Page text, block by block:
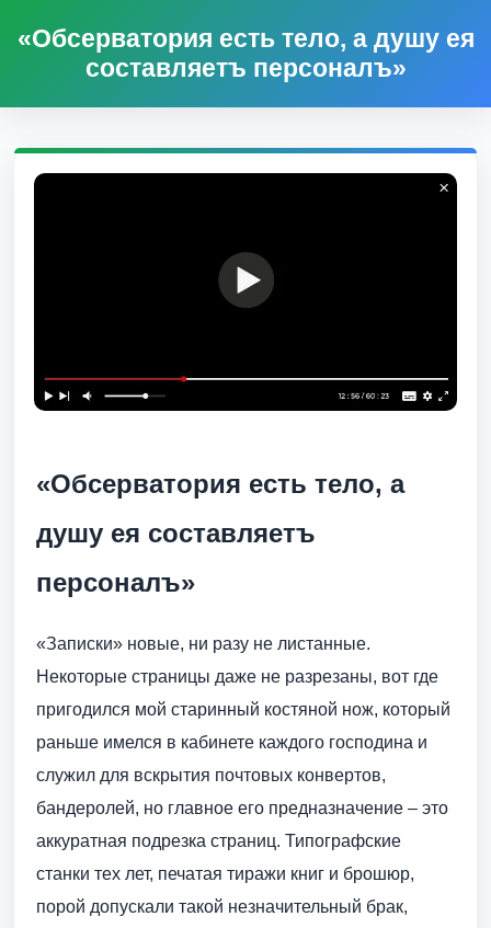
«Обсерватория есть тело, а душу ея
составляетъ персоналъ»
«Обсерватория есть тело, а
душу ея составляетъ
персоналъ»
«Записки» новые, ни разу не листанные.
Некоторые страницы даже не разрезаны, вот где
пригодился мой старинный костяной нож, который
раньше имелся в кабинете каждого господина и
служил для вскрытия почтовых конвертов,
бандеролей, но главное его предназначение – это
аккуратная подрезка страниц. Типографские
станки тех лет, печатая тиражи книг и брошюр,
порой допускали такой незначительный брак,